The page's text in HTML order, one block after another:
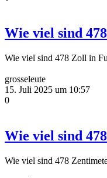
Wie viel sind
Wie viel sind 478 Zoll in
grosseleute
15. Juli 2025 um 10:57
0
Wie viel sind
Wie viel sind 478